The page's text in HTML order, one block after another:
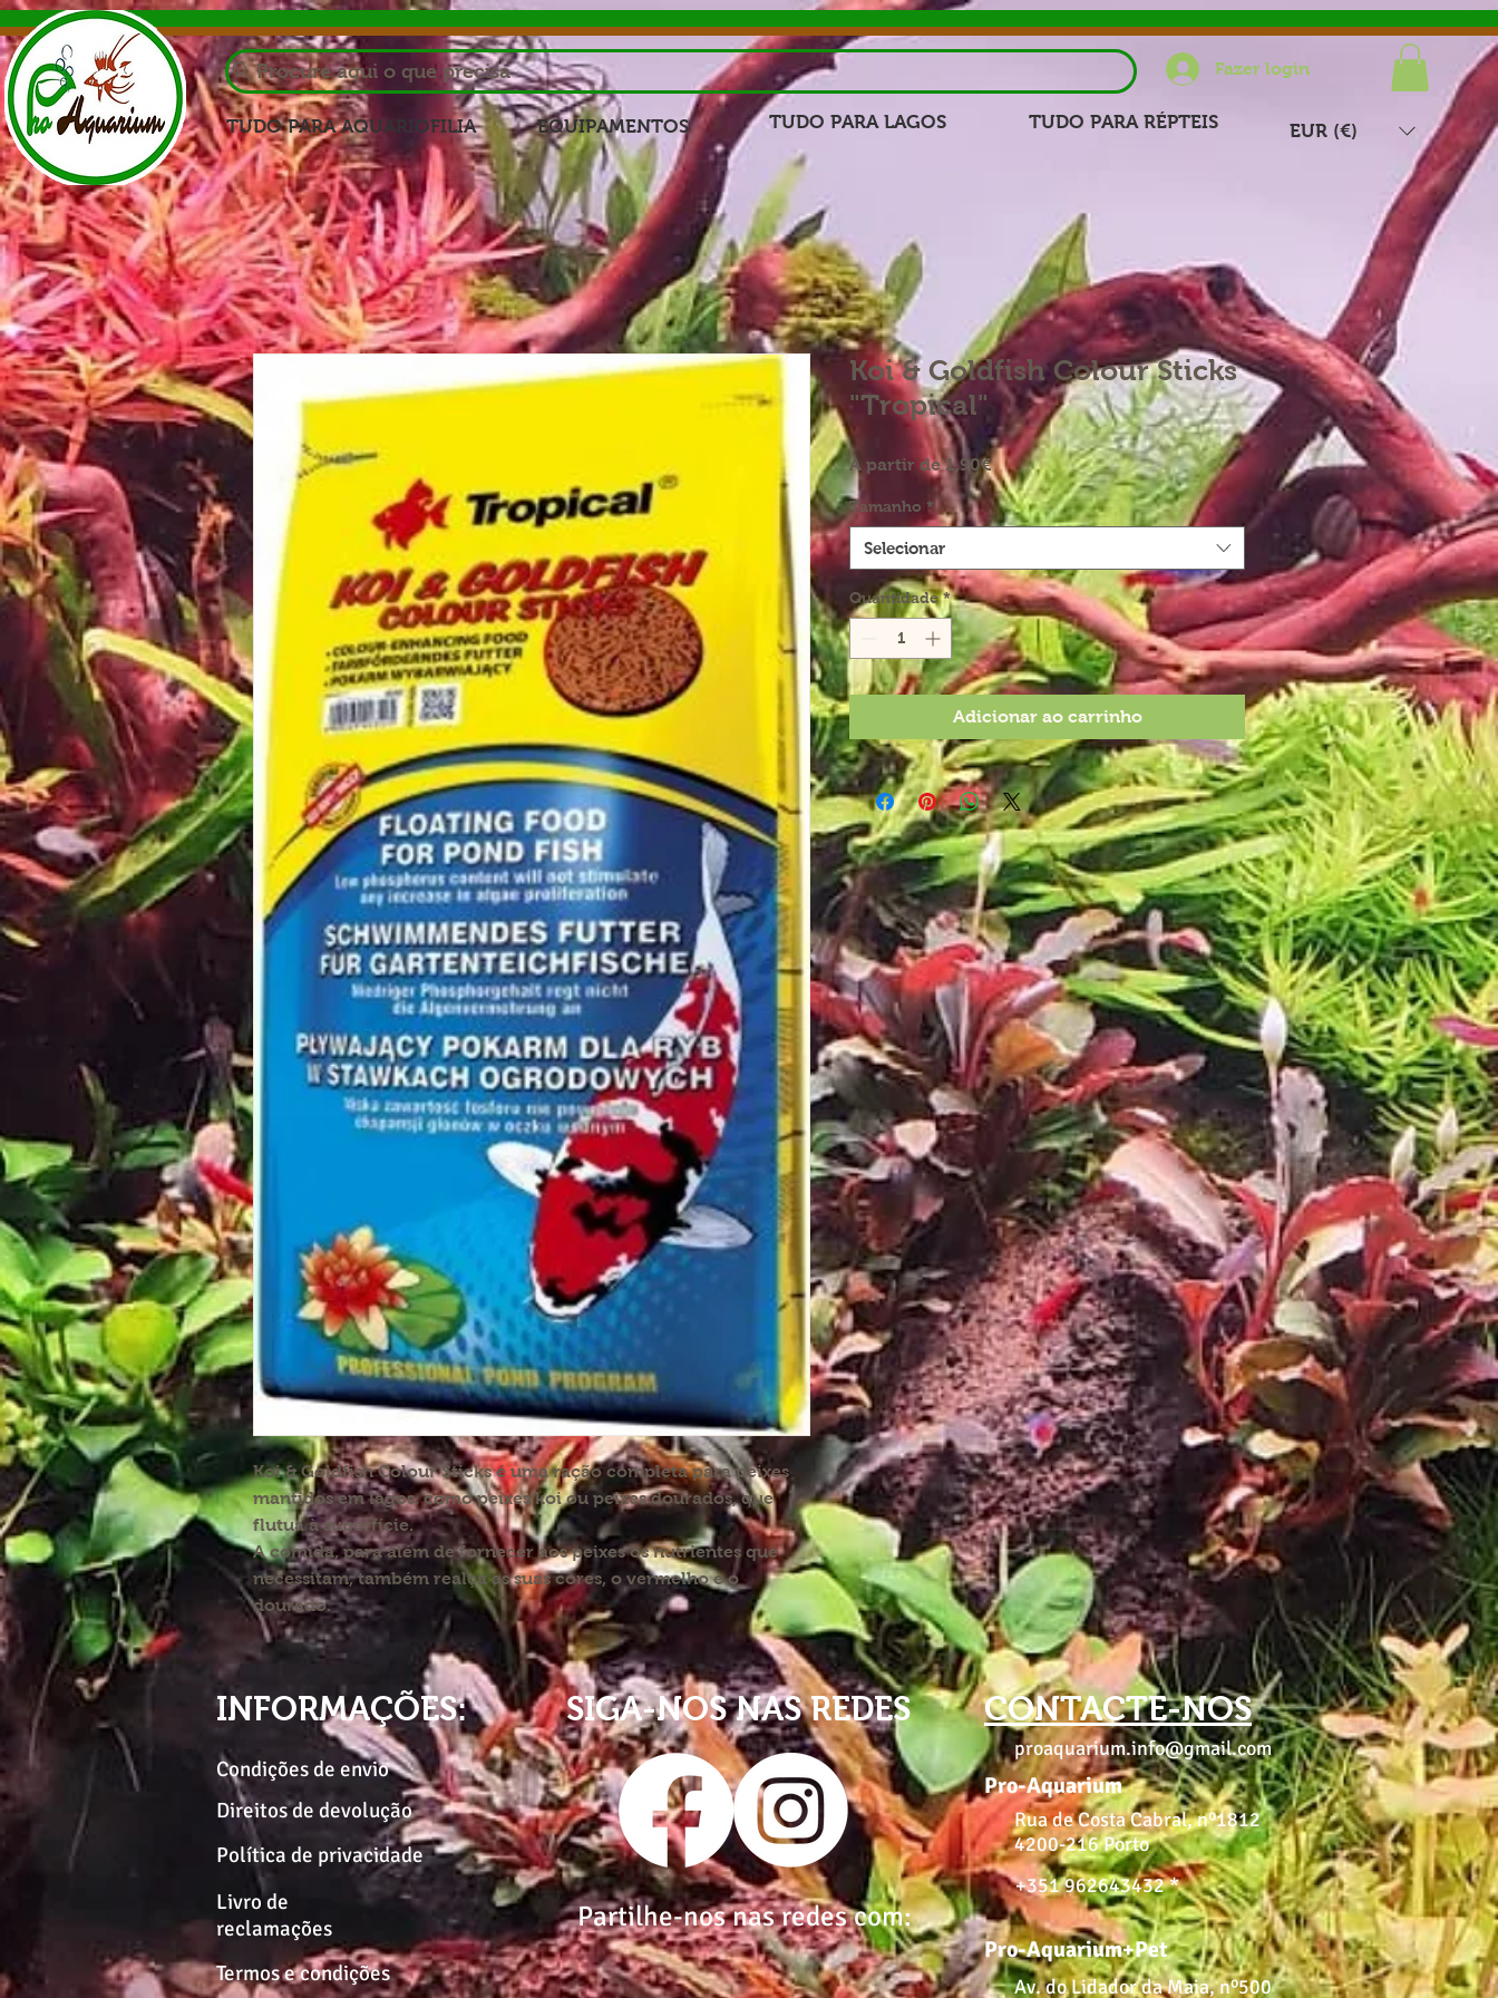
Procure aqui o que precisa Fazer login
TUDO PARA AQUARIOFILIA EQUIPAMENTOS TUDO PARA LAGOS TUDO PARA RÉPTEIS EUR (€)
Koi & Goldfish Colour Sticks é uma ração completa para peixes
mantidos em lagos, como peixes koi ou peixes dourados, que
flutua à superfície.
A comida, para além de fornecer aos peixes os nutrientes que
necessitam, também realça as suas cores, o vermelho e o
dourado.
Koi & Goldfish Colour Sticks
"Tropical"
A partir de1,90€Preço
promocional
Tamanho *
Selecionar
Quantidade *
Adicionar ao carrinho
INFORMAÇÕES:
Condições de envio
Direitos de devolução
Política de privacidade
Livro de
reclamações
Termos e condições
SIGA-NOS NAS REDES CONTACTE-NOS
proaquarium.info@gmail.com
Pro-Aquarium
Rua de Costa Cabral, nº1812
4200-216 Porto
+351 962643432 *
Partilhe-nos nas redes com:
Pro-Aquarium+Pet
Av. do Lidador da Maia, nº500